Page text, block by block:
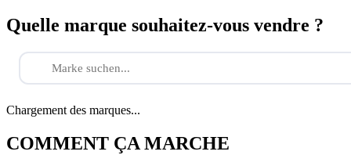
Quelle marque souhaitez-vous vendre ?
Chargement des marques...
COMMENT ÇA MARCHE